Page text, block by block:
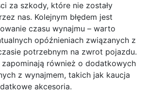
za szkody, które nie zostały
nas. Kolejnym błędem jest
czasu wynajmu – warto
opóźnieniach związanych z
potrzebnym na zwrot pojazdu.
również o dodatkowych
z wynajmem, takich jak kaucja
akcesoria.